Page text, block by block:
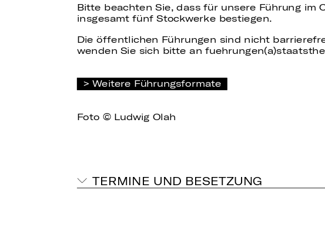
Bitte beachten Sie, dass für unsere Führung im
insgesamt fünf Stockwerke bestiegen.
Die öffentlichen Führungen sind nicht
wenden Sie sich bitte an
Weitere Führungsformate
Foto © Ludwig Olah
TERMINE UND BESETZUNG